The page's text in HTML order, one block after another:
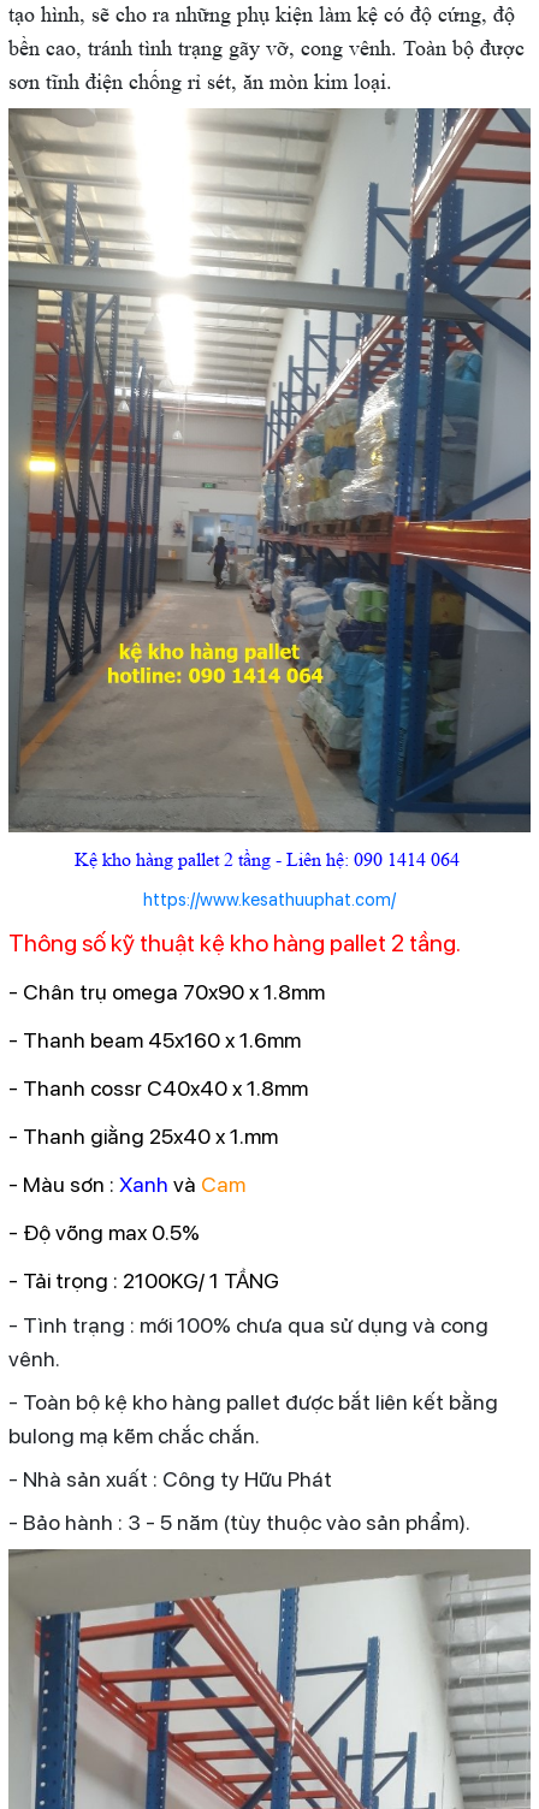
tạo hình, sẽ cho ra những phụ kiện làm kệ có độ cứng, độ
bền cao, tránh tình trạng gãy vỡ, cong vênh. Toàn bộ được
sơn tĩnh điện chống rỉ sét, ăn mòn kim loại.
Kệ kho hàng pallet 2 tầng - Liên hệ: 090 1414 064
https://www.kesathuuphat.com/
Thông số kỹ thuật kệ kho hàng pallet 2 tầng.
- Chân trụ omega 70x90 x 1.8mm
- Thanh beam 45x160 x 1.6mm
- Thanh cossr C40x40 x 1.8mm
- Thanh giằng 25x40 x 1.mm
- Màu sơn : Xanh và Cam
- Độ võng max 0.5%
- Tải trọng : 2100KG/ 1 TẦNG
- Tình trạng : mới 100% chưa qua sử dụng và cong
vênh.
- Toàn bộ kệ kho hàng pallet được bắt liên kết bằng
bulong mạ kẽm chắc chắn.
- Nhà sản xuất : Công ty Hữu Phát
- Bảo hành : 3 - 5 năm (tùy thuộc vào sản phẩm).